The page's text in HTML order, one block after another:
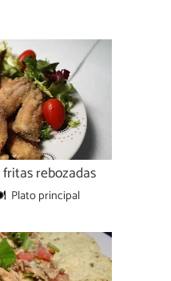
rebozadas
Plato principal